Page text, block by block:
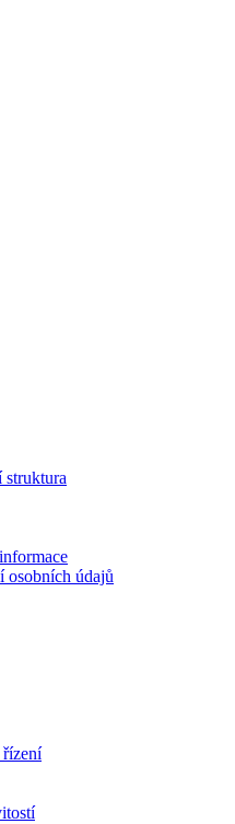
struktura
osobních údajů